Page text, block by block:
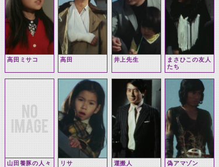
高田ミサコ 高田 井上先生
まさひこの友人
たち
山田養豚の人々 リサ 運搬人 偽アマゾン